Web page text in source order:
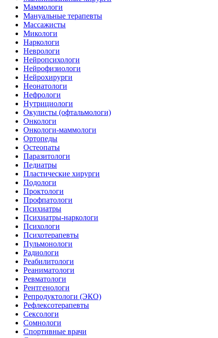
Маммологи
Мануальные терапевты
Массажисты
Микологи
Наркологи
Неврологи
Нейропсихологи
Нейрофизиологи
Нейрохирурги
Неонатологи
Нефрологи
Нутрициологи
Окулисты (офтальмологи)
Онкологи
Онкологи-маммологи
Ортопеды
Остеопаты
Паразитологи
Педиатры
Пластические хирурги
Подологи
Проктологи
Профпатологи
Психиатры
Психиатры-наркологи
Психологи
Психотерапевты
Пульмонологи
Радиологи
Реабилитологи
Реаниматологи
Ревматологи
Рентгенологи
Репродуктологи (ЭКО)
Рефлексотерапевты
Сексологи
Сомнологи
Спортивные врачи